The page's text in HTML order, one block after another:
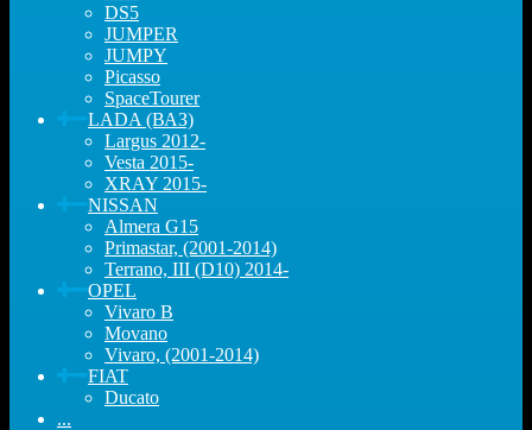
DS5
JUMPER
JUMPY
Picasso
SpaceTourer
LADA (ВАЗ)
Largus 2012-
Vesta 2015-
XRAY 2015-
NISSAN
Almera G15
Primastar, (2001-2014)
Terrano, III (D10) 2014-
OPEL
Vivaro B
Movano
Vivaro, (2001-2014)
FIAT
Ducato
...